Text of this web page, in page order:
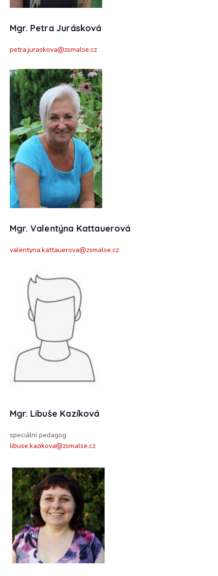
Mgr. Petra Jurásková
petra.juraskova@zsmalse.cz
Mgr. Valentýna Kattauerová
valentyna.kattauerova@zsmalse.cz
Mgr. Libuše Kazíková
speciální pedagog
libuse.kazikova@zsmalse.cz